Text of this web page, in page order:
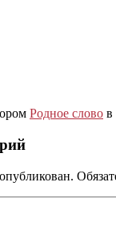
Родное слово в